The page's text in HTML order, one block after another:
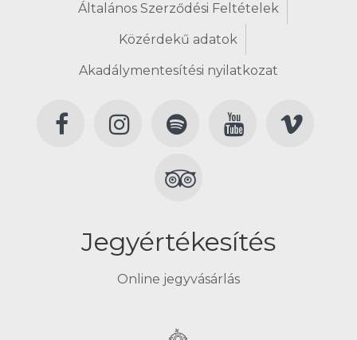
Általános Szerződési Feltételek
Közérdekű adatok
Akadálymentesítési nyilatkozat
Jegyértékesítés
Online jegyvásárlás